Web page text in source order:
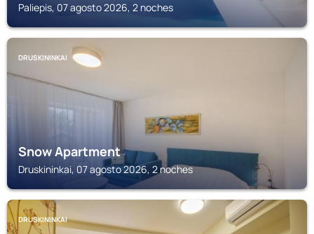
Paliepis, 07 agosto 2026, 2 noches
DRUSKININKAI
Snow Apartment
Druskininkai, 07 agosto 2026, 2 noches
DRUSKININKAI